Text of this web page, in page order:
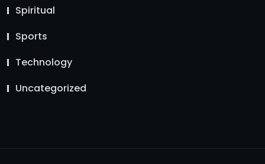
Spiritual
Sports
Technology
Uncategorized